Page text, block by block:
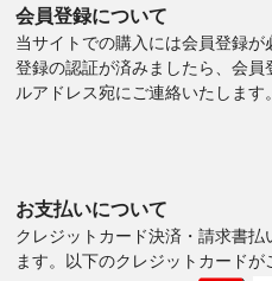
会員登録について
当サイトでの購入には会員登録が
登録の認証が済みましたら、会
ルアドレス宛にご連絡いたします。
お支払いについて
クレジットカード決済・請求書
ます。以下のクレジットカードが